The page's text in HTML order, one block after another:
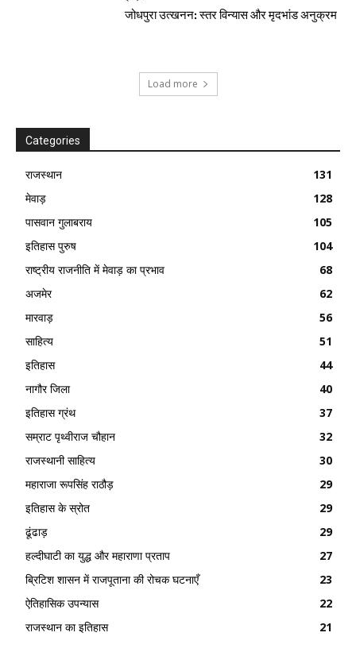
जोधपुरा उत्खनन: स्तर विन्यास और मृदभांड अनुक्रम
Load more
Categories
राजस्थान
131
मेवाड़
128
पासवान गुलाबराय
105
इतिहास पुरुष
104
राष्ट्रीय राजनीति में मेवाड़ का प्रभाव
68
अजमेर
62
मारवाड़
56
साहित्य
51
इतिहास
44
नागौर जिला
40
इतिहास ग्रंथ
37
सम्राट पृथ्वीराज चौहान
32
राजस्थानी साहित्य
30
महाराजा रूपसिंह राठौड़
29
इतिहास के स्रोत
29
ढूंढाड़
29
हल्दीघाटी का युद्ध और महाराणा प्रताप
27
ब्रिटिश शासन में राजपूताना की रोचक घटनाएँ
23
ऐतिहासिक उपन्यास
22
राजस्थान का इतिहास
21